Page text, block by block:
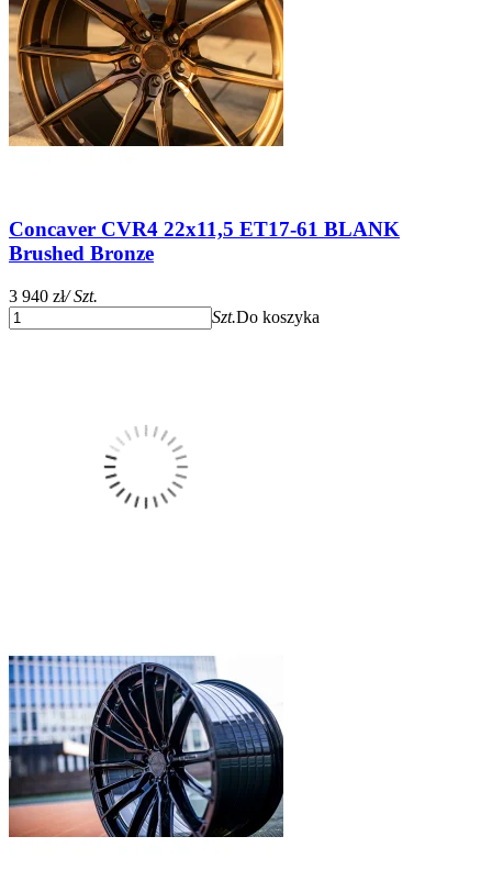
Concaver CVR4 22x11,5 ET17-61 BLANK
Brushed Bronze
3 940 zł/ Szt.
Szt.Do koszyka